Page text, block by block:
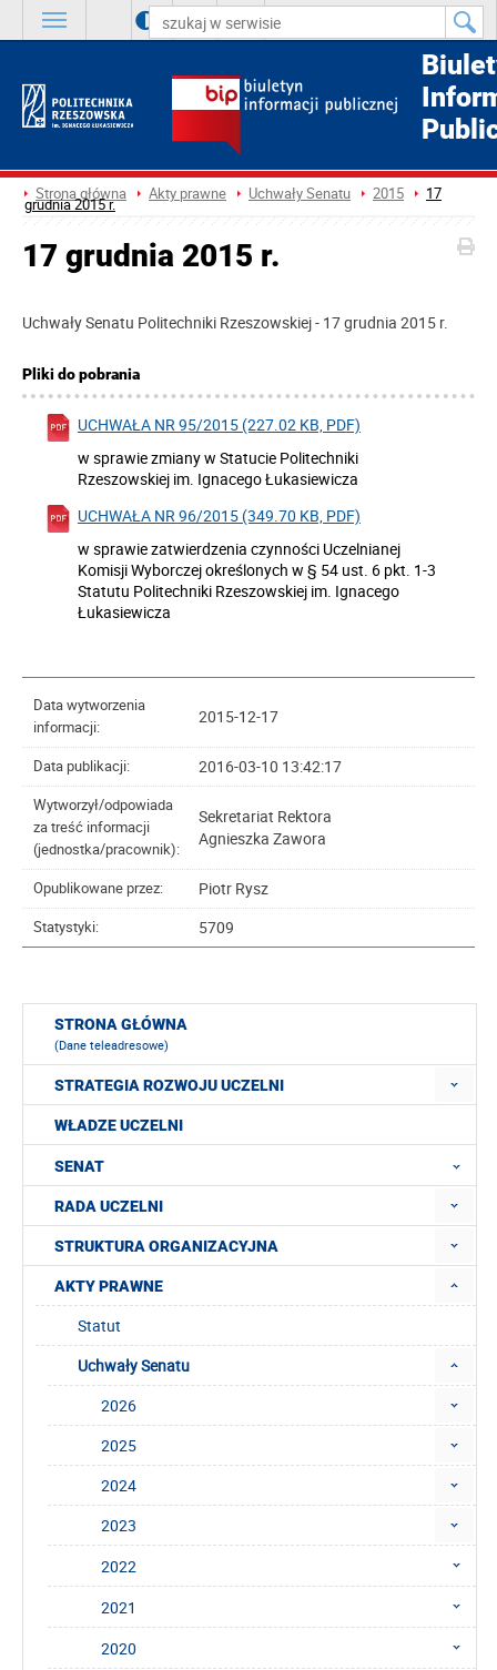
A A A
Strona główna Akty prawne Uchwały Senatu 2015 17
grudnia 2015 r.
17 grudnia 2015 r.
Uchwały Senatu Politechniki Rzeszowskiej - 17 grudnia 2015 r.
Pliki do pobrania
UCHWAŁA NR 95/2015 (227.02 KB, PDF)
w sprawie zmiany w Statucie Politechniki
Rzeszowskiej im. Ignacego Łukasiewicza
UCHWAŁA NR 96/2015 (349.70 KB, PDF)
w sprawie zatwierdzenia czynności Uczelnianej
Komisji Wyborczej określonych w § 54 ust. 6 pkt. 1-3
Statutu Politechniki Rzeszowskiej im. Ignacego
Łukasiewicza
Data wytworzenia
informacji:
2015-12-17
Data publikacji: 2016-03-10 13:42:17
Wytworzył/odpowiada
za treść informacji
(jednostka/pracownik):
Sekretariat Rektora
Agnieszka Zawora
Opublikowane przez: Piotr Rysz
Statystyki: 5709
STRONA GŁÓWNA
(Dane teleadresowe)
STRATEGIA ROZWOJU UCZELNI
WŁADZE UCZELNI
SENAT
RADA UCZELNI
STRUKTURA ORGANIZACYJNA
AKTY PRAWNE
Statut
Uchwały Senatu
2026
2025
2024
2023
2022
2021
2020